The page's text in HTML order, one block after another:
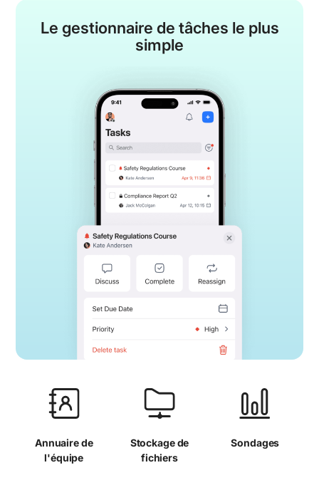
Le gestionnaire de tâches le plus
simple
Annuaire de
l'équipe
Stockage de
fichiers
Sondages